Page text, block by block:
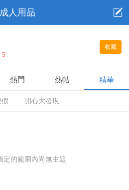
成人用品
收藏
5
熱門 熱帖 精華
開心大發現
定的範圍內尚無主題